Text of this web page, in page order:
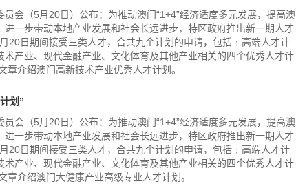
会（5月20日）公布：为推动澳门“1+4”经济适度多元发展，提高澳
一步带动本地产业发展和社会长远进步，特区政府推出新一期人才
20日期间接受三类人才，合共九个计划的申请，包括﹕高端人才计
产业、现代金融产业、文化体育及其他产业相关的四个优秀人才计
介绍澳门高新技术产业优秀人才计划。
划”
会（5月20日）公布：为推动澳门“1+4”经济适度多元发展，提高澳
一步带动本地产业发展和社会长远进步，特区政府推出新一期人才
20日期间接受三类人才，合共九个计划的申请，包括﹕高端人才计
产业、现代金融产业、文化体育及其他产业相关的四个优秀人才计
介绍澳门大健康产业高级专业人才计划。